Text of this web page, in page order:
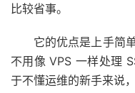
比较省事。
它的优点是上手简
不用像 VPS 一样处理
于不懂运维的新手来说